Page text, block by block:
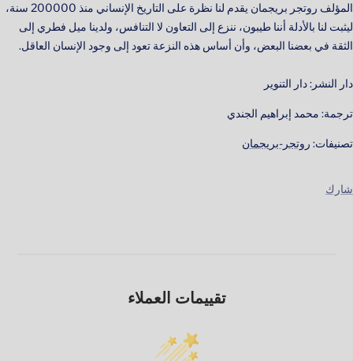
المؤلف روتجر بريجمان يقدم لنا نظرة على التاريخ الإنساني منذ 200000 سنة،
ليثبت لنا بالأدلة أننا طيبون، ننزع إلى التعاون لا التنافس، ولدينا ميل فطري إلى
الثقة في بعضنا البعض، وأن أساس هذه النزعة تعود إلى وجود الإنسان العاقل.
دار النشر: دار التنوير
ترجمة: محمد إبراهيم الجندي
تصنيفات: روتجر-بريجمان
شارك
تقييمات العملاء